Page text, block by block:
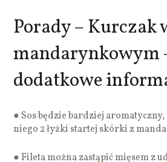
Porady – Kurczak
mandarynkowym
dodatkowe
● Sos będzie bardziej
niego 2 łyżki startej skórki z
● Fileta można zastąpić mięsem z